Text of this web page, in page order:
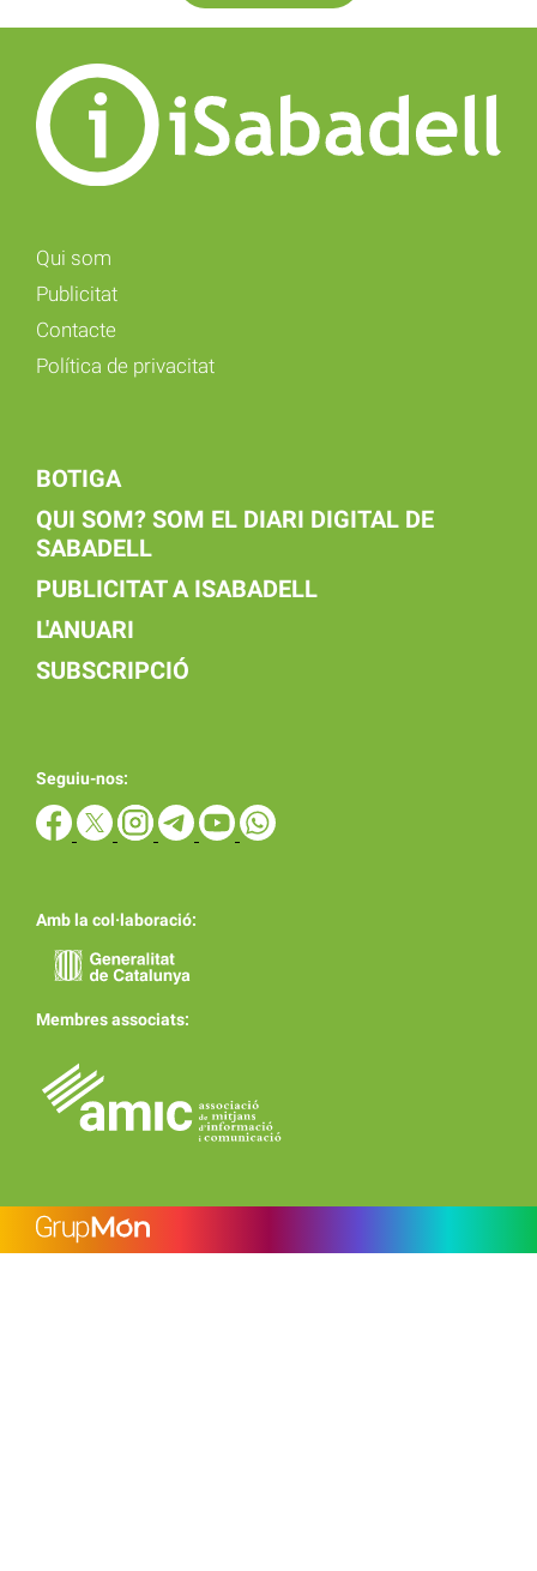
Qui som
Publicitat
Contacte
Política de privacitat
BOTIGA
QUI SOM? SOM EL DIARI DIGITAL DE
SABADELL
PUBLICITAT A ISABADELL
L'ANUARI
SUBSCRIPCIÓ
Seguiu-nos:
Amb la col·laboració:
Membres associats: